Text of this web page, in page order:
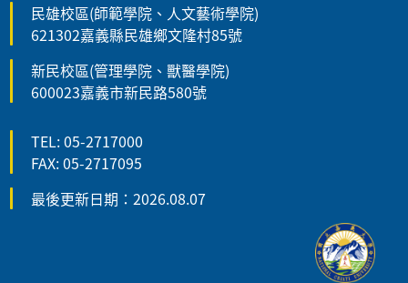
民雄校區(師範學院、人文藝術學院)
621302嘉義縣民雄鄉文隆村85號
新民校區(管理學院、獸醫學院)
600023嘉義市新民路580號
TEL: 05-2717000
FAX: 05-2717095
最後更新日期：2026.08.07